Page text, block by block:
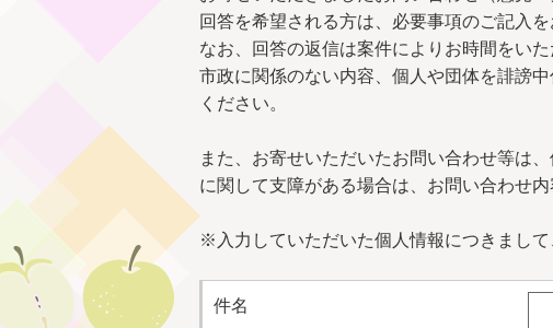
回答を希望される方は、必要事項のご記入を
なお、回答の返信は案件によりお時間をいた
市政に関係のない内容、個人や団体を誹謗
ください。
また、お寄せいただいたお問い合わせ等は
に関して支障がある場合は、お問い合わせ
※入力していただいた個人情報につきまし
件名